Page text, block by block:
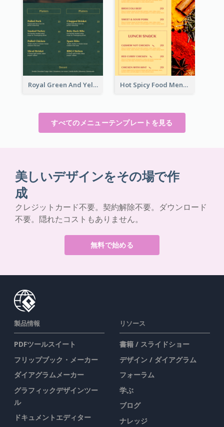
Royal Green And Yellow Diner Design Inspiration Hot Spicy Food Menu Design Inspiration
すべてのメニューテンプレートを見る
美しいデザインをその場で作
成
クレジットカード不要。契約解除不要。ダウンロード
不要。隠れたコストもありません。
無料で始める
製品情報
PDFツールスイート
フリップブック・メーカー
ダイアグラムメーカー
グラフィックデザインツー
ル
ドキュメントエディター
リソース
書籍 / スライドショー
デザイン / ダイアグラム
フォーラム
学ぶ
ブログ
ナレッジ